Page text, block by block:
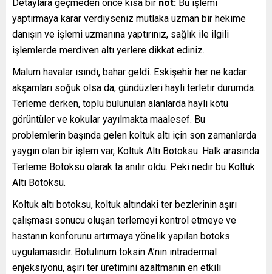
Detaylara geçmeden önce kısa bir not: Bu işlemi
yaptırmaya karar verdiyseniz mutlaka uzman bir hekime
danışın ve işlemi uzmanına yaptırınız, sağlık ile ilgili
işlemlerde merdiven altı yerlere dikkat ediniz.
Malum havalar ısındı, bahar geldi. Eskişehir her ne kadar
akşamları soğuk olsa da, gündüzleri hayli terletir durumda.
Terleme derken, toplu bulunulan alanlarda hayli kötü
görüntüler ve kokular yayılmakta maalesef. Bu
problemlerin başında gelen koltuk altı için son zamanlarda
yaygın olan bir işlem var, Koltuk Altı Botoksu. Halk arasında
Terleme Botoksu olarak ta anılır oldu. Peki nedir bu Koltuk
Altı Botoksu.
Koltuk altı botoksu, koltuk altındaki ter bezlerinin aşırı
çalışması sonucu oluşan terlemeyi kontrol etmeye ve
hastanın konforunu artırmaya yönelik yapılan botoks
uygulamasıdır. Botulinum toksin A’nın intradermal
enjeksiyonu, aşırı ter üretimini azaltmanın en etkili